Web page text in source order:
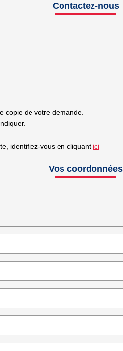
Contactez-nous
copie de votre demande.
identifiez-vous en cliquant ici
Vos coordonnées